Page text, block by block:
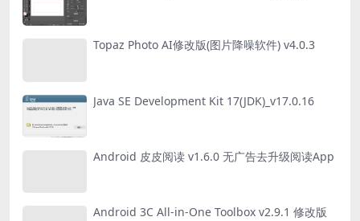
Topaz Photo AI修改版(图片降噪软件) v4.0.3
Java SE Development Kit 17(JDK)_v17.0.16
Android 皮皮阅读 v1.6.0 无广告去升级阅读App
Android 3C All-in-One Toolbox v2.9.1 修改版